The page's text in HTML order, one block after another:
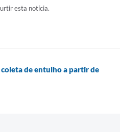
esta notícia.
de entulho a partir de